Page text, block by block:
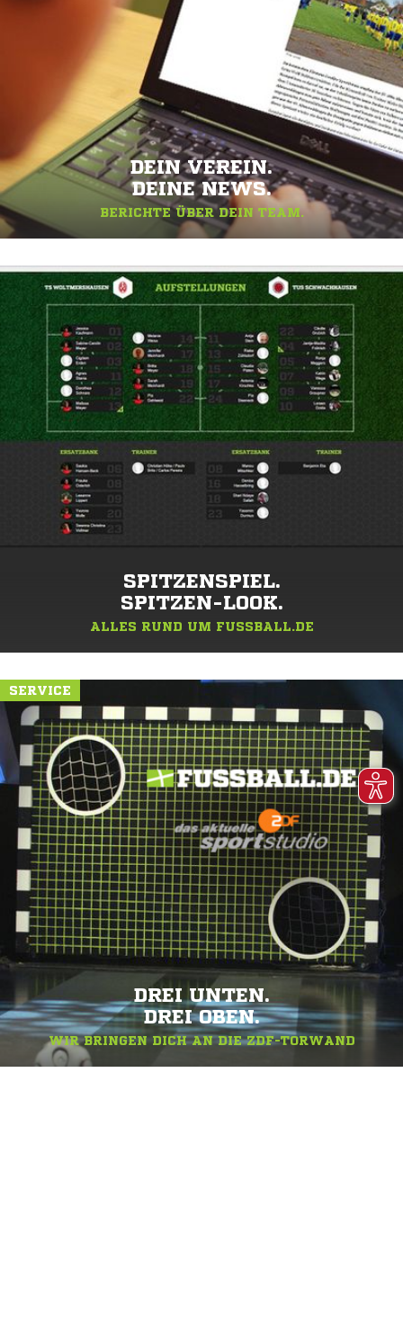
DEIN VEREIN.
DEINE NEWS.
BERICHTE ÜBER DEIN TEAM.
SPITZENSPIEL.
SPITZEN-LOOK.
ALLES RUND UM FUSSBALL.DE
SERVICE
DREI UNTEN.
DREI OBEN.
WIR BRINGEN DICH AN DIE ZDF-TORWAND